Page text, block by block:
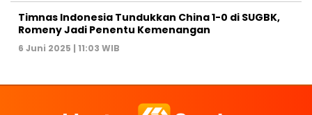
Timnas Indonesia Tundukkan China 1-0 di SUGBK,
Romeny Jadi Penentu Kemenangan
6 Juni 2025 | 11:03 WIB